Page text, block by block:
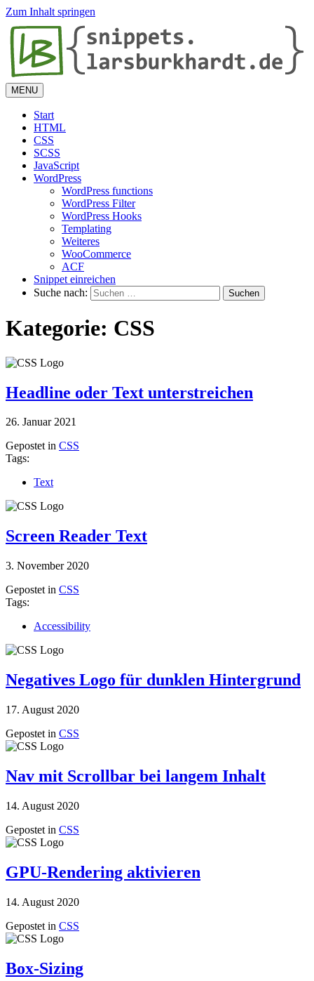
Zum Inhalt springen
MENU
Start
HTML
CSS
SCSS
JavaScript
WordPress
WordPress functions
WordPress Filter
WordPress Hooks
Templating
Weiteres
WooCommerce
ACF
Snippet einreichen
Suche nach:
Kategorie: CSS
Headline oder Text unterstreichen
26. Januar 2021
Gepostet in CSS
Tags:
Text
Screen Reader Text
3. November 2020
Gepostet in CSS
Tags:
Accessibility
Negatives Logo für dunklen Hintergrund
17. August 2020
Gepostet in CSS
Nav mit Scrollbar bei langem Inhalt
14. August 2020
Gepostet in CSS
GPU-Rendering aktivieren
14. August 2020
Gepostet in CSS
Box-Sizing